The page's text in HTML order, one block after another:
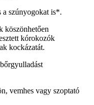
a szúnyogokat is*.
köszönhetően
kórokozók
kockázatát.
vemhes vagy szoptató